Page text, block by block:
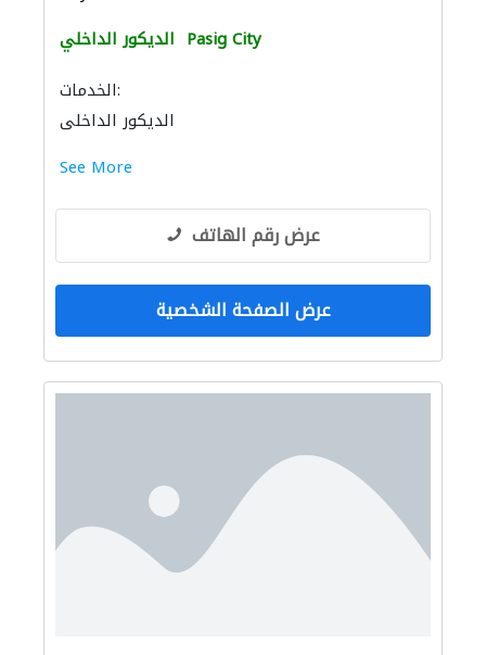
الديكور الداخلي Pasig City
الخدمات:
الديكور الداخلي
See More
عرض رقم الهاتف
عرض الصفحة الشخصية